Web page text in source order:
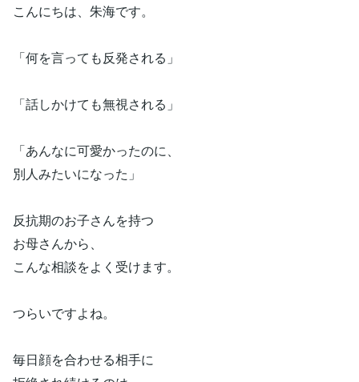
こんにちは、朱海です。
「何を言っても反発される」
「話しかけても無視される」
「あんなに可愛かったのに、
別人みたいになった」
反抗期のお子さんを持つ
お母さんから、
こんな相談をよく受けます。
つらいですよね。
毎日顔を合わせる相手に